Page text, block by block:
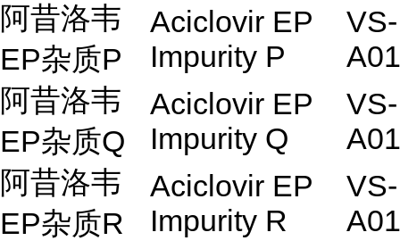
阿昔洛韦
EP杂质P
Aciclovir EP
Impurity P
VS-
阿昔洛韦
EP杂质Q
Aciclovir EP
Impurity Q
VS-
阿昔洛韦
EP杂质R
Aciclovir EP
Impurity R
VS-